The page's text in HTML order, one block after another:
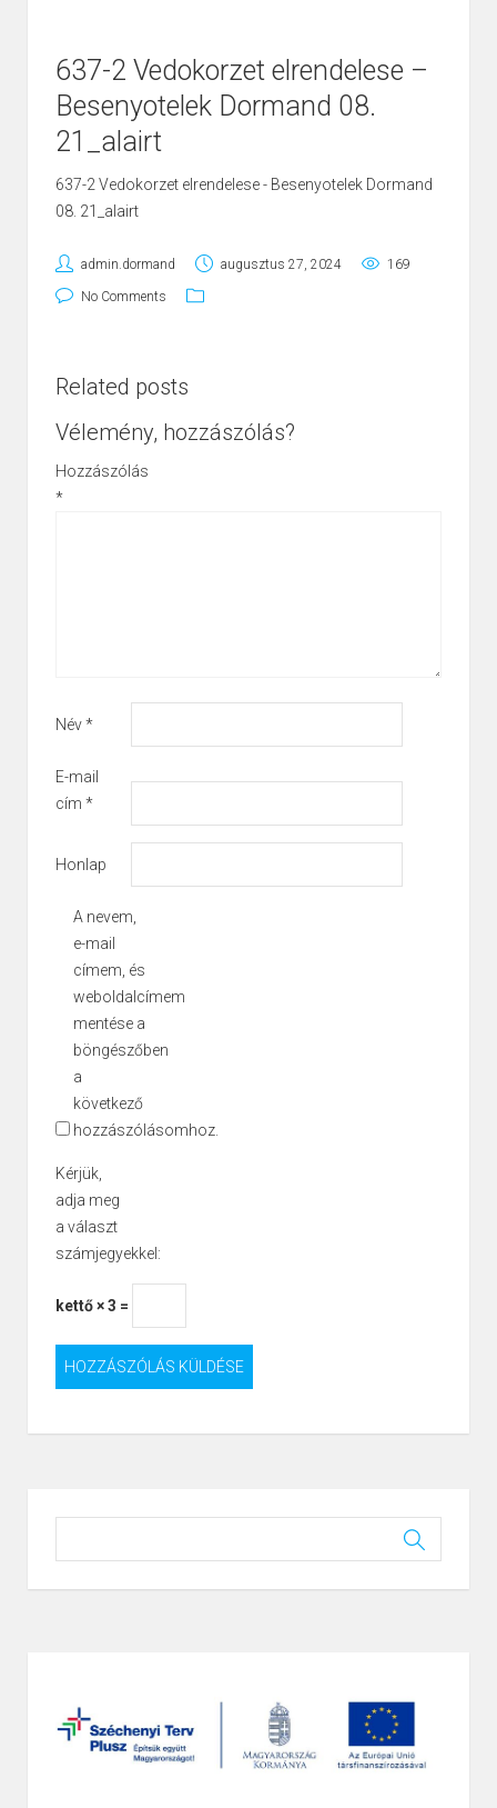
637-2 Vedokorzet elrendelese –
Besenyotelek Dormand 08.
21_alairt
637-2 Vedokorzet elrendelese - Besenyotelek Dormand
08. 21_alairt
admin.dormand augusztus 27, 2024 169
No Comments
Related posts
Vélemény, hozzászólás?
Hozzászólás
*
Név*
E-mail
cím *
Honlap
A nevem,
e-mail
címem, és
weboldalcímem
mentése a
böngészőben
a
következő
hozzászólásomhoz.
Kérjük,
adja meg
a választ
számjegyekkel:
kettő × 3 =